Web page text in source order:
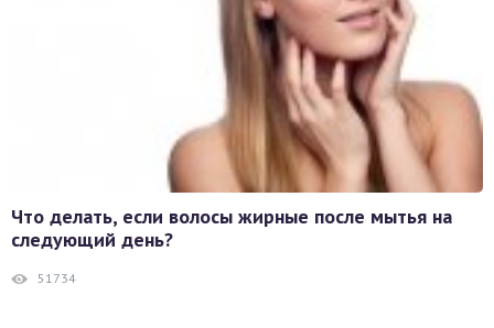
Что делать, если волосы жирные после мытья на
следующий день?
51734